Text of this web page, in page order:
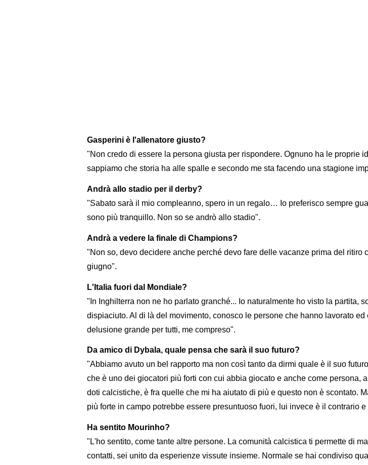
Gasperini è l'allenatore giusto?
"Non credo di essere la persona giusta per rispondere. Ognuno ha le proprie
sappiamo che storia ha alle spalle e secondo me sta facendo una stagione
Andrà allo stadio per il derby?
"Sabato sarà il mio compleanno, spero in un regalo… Io preferisco sempre
sono più tranquillo. Non so se andrò allo stadio".
Andrà a vedere la finale di Champions?
"Non so, devo decidere anche perché devo fare delle vacanze prima del ritiro
giugno".
L'Italia fuori dal Mondiale?
"In Inghilterra non ne ho parlato granché... Io naturalmente ho visto la partita,
dispiaciuto. Al di là del movimento, conosco le persone che hanno lavorato ed
delusione grande per tutti, me compreso".
Da amico di Dybala, quale pensa che sarà il suo futuro?
"Abbiamo avuto un bel rapporto ma non così tanto da dirmi quale è il suo
che è uno dei giocatori più forti con cui abbia giocato e anche come persona,
doti calcistiche, è fra quelle che mi ha aiutato di più e questo non è scontato.
più forte in campo potrebbe essere presuntuoso fuori, lui invece è il contrario
Ha sentito Mourinho?
"L'ho sentito, come tante altre persone. La comunità calcistica ti permette di
contatti, sei unito da esperienze vissute insieme. Normale se hai condiviso